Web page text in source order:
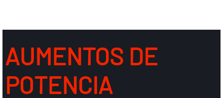
AUMENTOS DE
POTENCIA